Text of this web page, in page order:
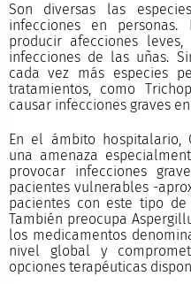
Son diversas las
infecciones en personas.
producir afecciones
infecciones de las uñas.
cada vez más especies
tratamientos, como
causar infecciones graves
En el ámbito hospitalario,
una amenaza
provocar infecciones
pacientes vulnerables -
pacientes con este tipo
También preocupa
los medicamentos
nivel global y
opciones terapéuticas